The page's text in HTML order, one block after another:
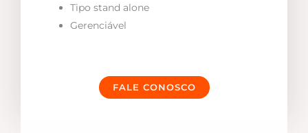
Tipo stand alone
Gerenciável
FALE CONOSCO